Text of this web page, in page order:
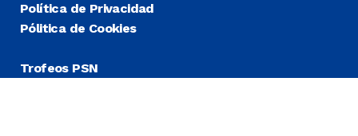
Política de Privacidad
Pólitica de Cookies
Trofeos PSN